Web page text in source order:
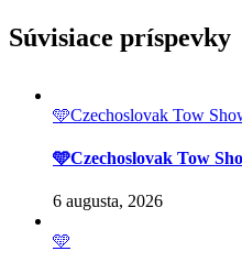
Súvisiace príspevky
🩵Czechoslovak Tow
🩵Czechoslovak Tow
6 augusta, 2026
🩵